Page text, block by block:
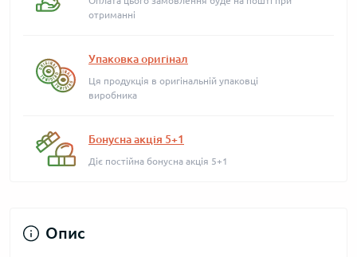
отриманні
Упаковка оригінал
Ця продукція в оригінальній упаковці
виробника
Бонусна акція 5+1
Діє постійна бонусна акція 5+1
Опис